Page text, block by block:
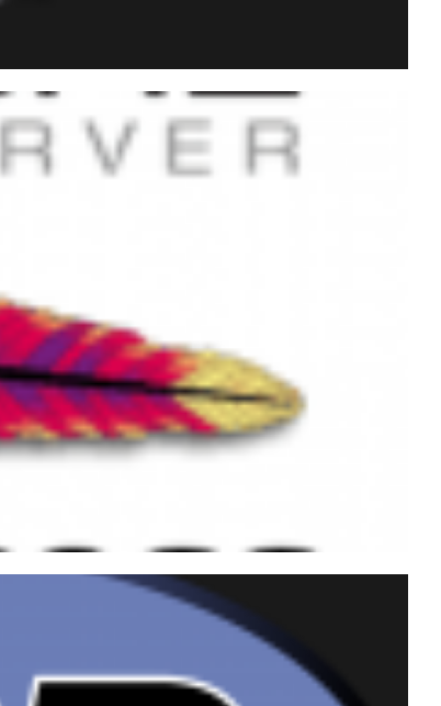
enviar torpedos
(com CLR)
com .htaccess e